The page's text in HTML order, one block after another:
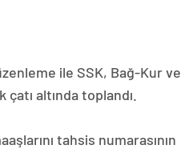
ile SSK, Bağ-Kur ve
çatı altında toplandı.
tahsis numarasının